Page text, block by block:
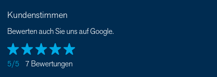
Kundenstimmen
Bewerten auch Sie uns auf Google.
5/5 7 Bewertungen